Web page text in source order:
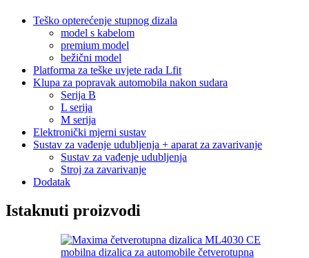
Teško opterećenje stupnog dizala
model s kabelom
premium model
bežični model
Platforma za teške uvjete rada Lfit
Klupa za popravak automobila nakon sudara
Serija B
L serija
M serija
Elektronički mjerni sustav
Sustav za vađenje udubljenja + aparat za zavarivanje
Sustav za vađenje udubljenja
Stroj za zavarivanje
Dodatak
Istaknuti proizvodi